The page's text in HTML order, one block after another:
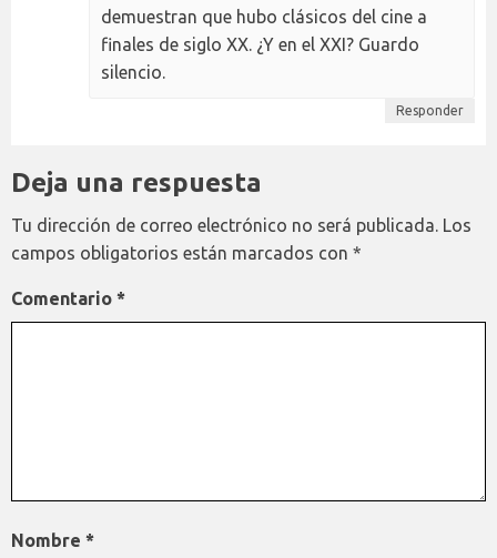
demuestran que hubo clásicos del cine a
finales de siglo XX. ¿Y en el XXI? Guardo
silencio.
Responder
Deja una respuesta
Tu dirección de correo electrónico no será publicada. Los
campos obligatorios están marcados con *
Comentario *
Nombre *